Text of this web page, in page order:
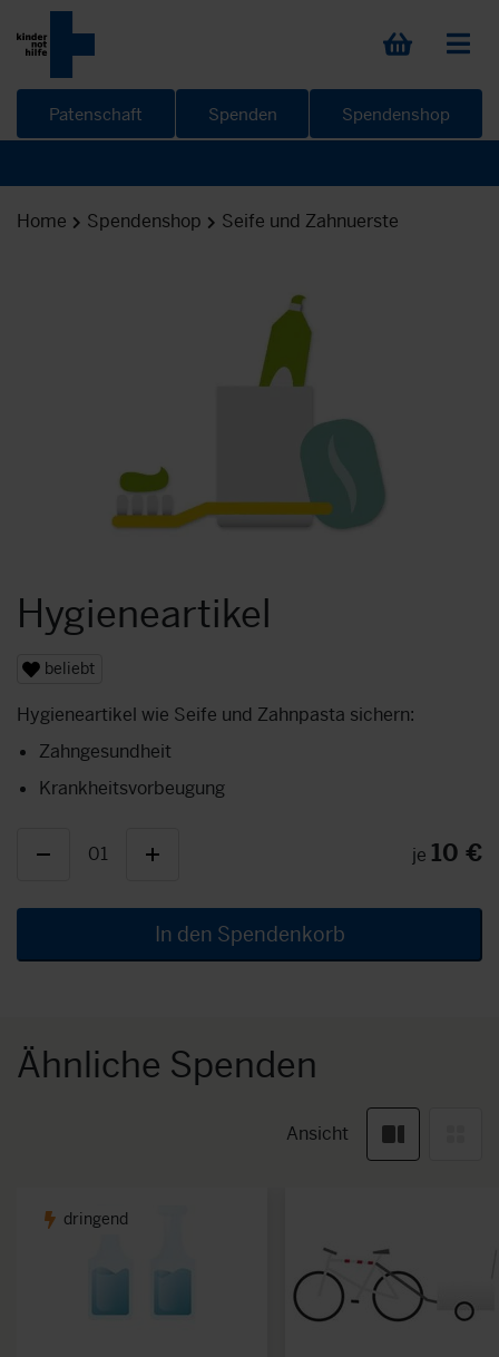
Patenschaft Spenden Spendenshop
Home Spendenshop Seife und Zahnuerste
Hygieneartikel
beliebt
Hygieneartikel wie Seife und Zahnpasta sichern:
Zahngesundheit
Krankheitsvorbeugung
01 je 10 €
In den Spendenkorb
Ähnliche Spenden
Ansicht
dringend